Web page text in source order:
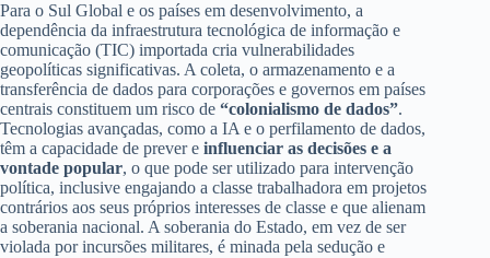
Para o Sul Global e os países em desenvolvimento, a
dependência da infraestrutura tecnológica de informação e
comunicação (TIC) importada cria vulnerabilidades
geopolíticas significativas. A coleta, o armazenamento e a
transferência de dados para corporações e governos em países
centrais constituem um risco de “colonialismo de dados”.
Tecnologias avançadas, como a IA e o perfilamento de dados,
têm a capacidade de prever e influenciar as decisões e a
vontade popular, o que pode ser utilizado para intervenção
política, inclusive engajando a classe trabalhadora em projetos
contrários aos seus próprios interesses de classe e que alienam
a soberania nacional. A soberania do Estado, em vez de ser
violada por incursões militares, é minada pela sedução e